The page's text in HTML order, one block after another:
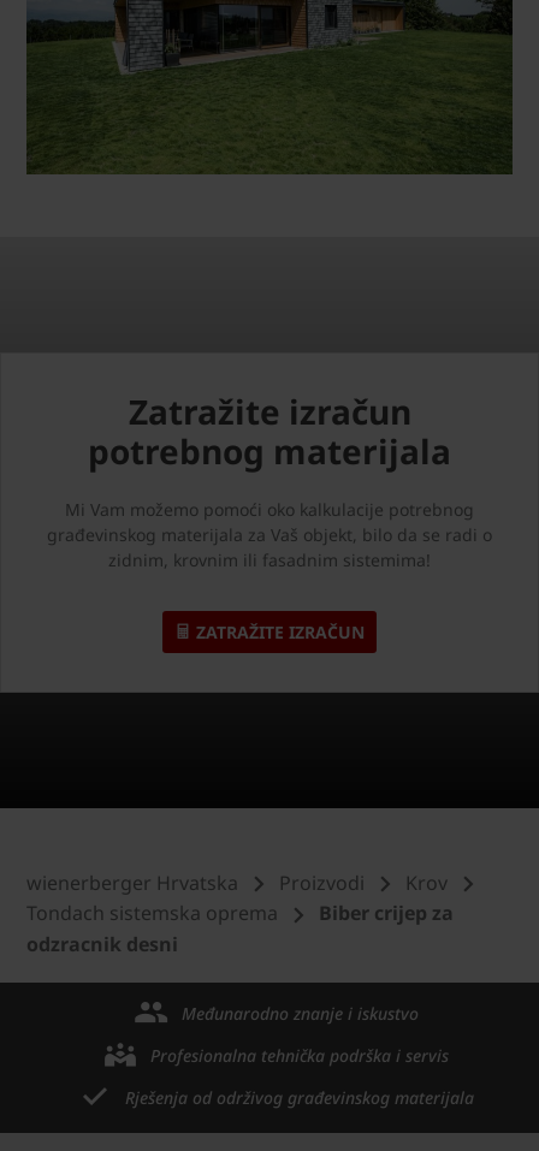
Zatražite izračun
potrebnog materijala
Mi Vam možemo pomoći oko kalkulacije potrebnog
građevinskog materijala za Vaš objekt, bilo da se radi o
zidnim, krovnim ili fasadnim sistemima!
ZATRAŽITE IZRAČUN
wienerberger Hrvatska Proizvodi
Krov
Tondach sistemska oprema
Biber crijep za
odzracnik desni
Međunarodno znanje i iskustvo
Profesionalna tehnička podrška i servis
Rješenja od održivog građevinskog materijala